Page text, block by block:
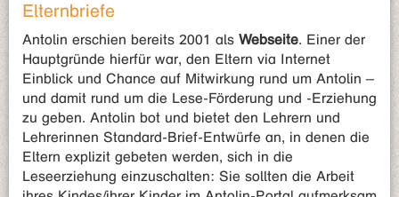
Elternbriefe
Antolin erschien bereits 2001 als Webseite. Einer der
Hauptgründe hierfür war, den Eltern via Internet
Einblick und Chance auf Mitwirkung rund um Antolin –
und damit rund um die Lese-Förderung und -Erziehung
zu geben. Antolin bot und bietet den Lehrern und
Lehrerinnen Standard-Brief-Entwürfe an, in denen die
Eltern explizit gebeten werden, sich in die
Leseerziehung einzuschalten: Sie sollten die Arbeit